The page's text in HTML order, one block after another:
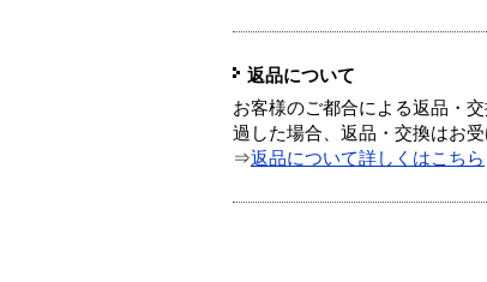
返品について
お客様のご都合による返品・
過した場合、返品・交換はお受
⇒返品について詳しくはこちら